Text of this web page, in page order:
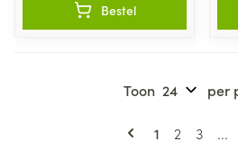
Bestel
U lees
1 Pagina
2 Pagina
3 ...
Toon per